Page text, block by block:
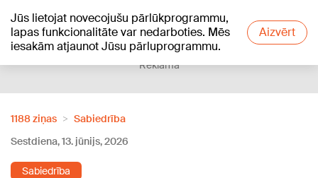
Jūs lietojat novecojušu pārlūkprogrammu,
lapas funkcionalitāte var nedarboties. Mēs
iesakām atjaunot Jūsu pārluprogrammu.
Aizvērt
+17°C
Reklāma
1188 ziņas
Sabiedrība
Sestdiena, 13. jūnijs, 2026
Sabiedrība